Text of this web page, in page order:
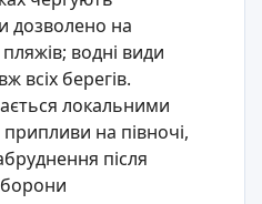
дозволено на
водні види
всіх берегів.
локальними
припливи на півночі,
після